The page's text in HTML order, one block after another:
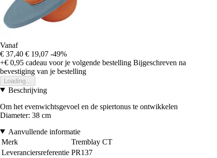
Vanaf
€ 37,40 € 19,07 -49%
+€ 0,95 cadeau voor je volgende bestelling Bijgeschreven na
bevestiging van je bestelling
Loading...
Beschrijving
Om het evenwichtsgevoel en de spiertonus te ontwikkelen
Diameter: 38 cm
Aanvullende informatie
Merk
Tremblay CT
Leveranciersreferentie PR137